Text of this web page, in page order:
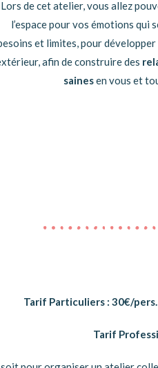
Lors de cet atelier, vous allez
l’espace pour vos émotions
et limites, pour
afin de construire des
sainesen vous et
Tarif Particuliers : 30€/
Tarif